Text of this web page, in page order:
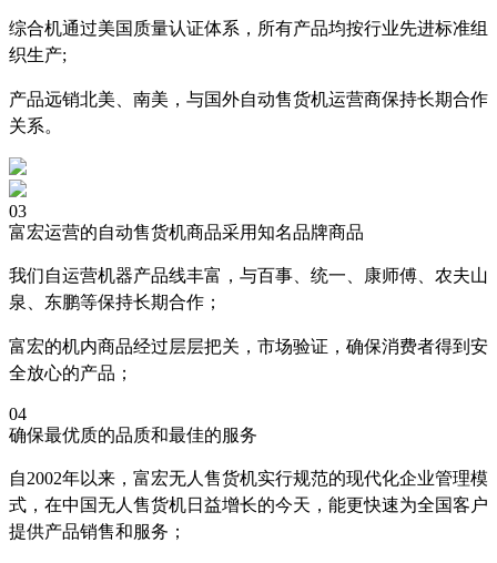
综合机通过美国质量认证体系，所有产品均按行业先进标准组
织生产;
产品远销北美、南美，与国外自动售货机运营商保持长期合作
关系。
03
富宏运营的自动售货机商品采用知名品牌商品
我们自运营机器产品线丰富，与百事、统一、康师傅、农夫山
泉、东鹏等保持长期合作；
富宏的机内商品经过层层把关，市场验证，确保消费者得到安
全放心的产品；
04
确保最优质的品质和最佳的服务
自2002年以来，富宏无人售货机实行规范的现代化企业管理模
式，在中国无人售货机日益增长的今天，能更快速为全国客户
提供产品销售和服务；